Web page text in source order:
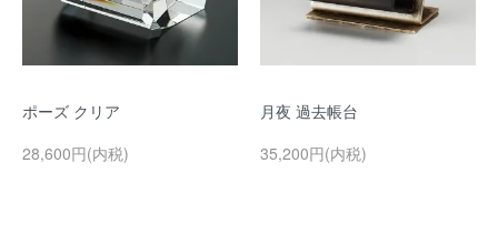
ポーズ クリア
28,600円(内税)
月夜 過去帳台
35,200円(内税)